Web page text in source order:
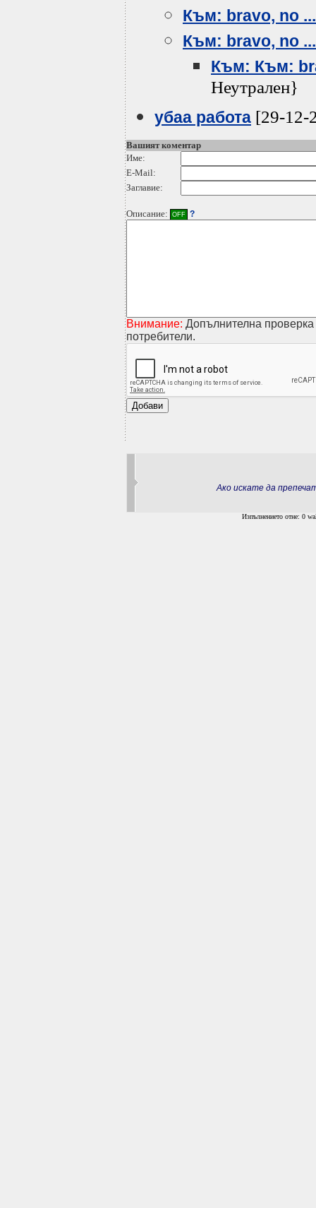
Към: bravo, no ...
Към: bravo, no ...
Към: Към:
Неутрален}
убаа работа [29-12-
Вашият коментар
Име:
E-Mail:
Заглавие:
Описание: OFF ?
Внимание: Допълнителна
потребители.
Ако искате да
Изпълнението отне: 0